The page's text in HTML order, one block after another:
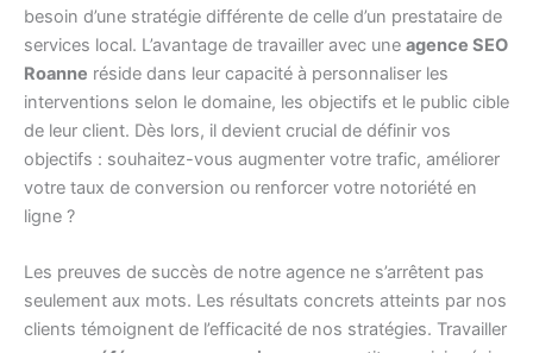
besoin d’une stratégie différente de celle d’un prestataire de
services local. L’avantage de travailler avec une agence SEO
Roanne réside dans leur capacité à personnaliser les
interventions selon le domaine, les objectifs et le public cible
de leur client. Dès lors, il devient crucial de définir vos
objectifs : souhaitez-vous augmenter votre trafic, améliorer
votre taux de conversion ou renforcer votre notoriété en
ligne ?
Les preuves de succès de notre agence ne s’arrêtent pas
seulement aux mots. Les résultats concrets atteints par nos
clients témoignent de l’efficacité de nos stratégies. Travailler